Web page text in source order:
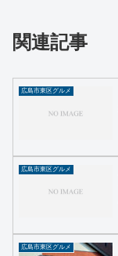
関連記事
広島市東区グルメ
広島市東区グルメ
広島市東区グルメ